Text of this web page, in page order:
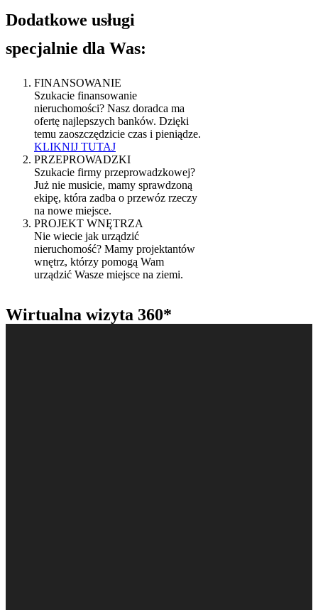
Dodatkowe usługi
specjalnie dla Was:
FINANSOWANIE
Szukacie finansowanie
nieruchomości? Nasz doradca ma
ofertę najlepszych banków. Dzięki
temu zaoszczędzicie czas i pieniądze.
KLIKNIJ TUTAJ
PRZEPROWADZKI
Szukacie firmy przeprowadzkowej?
Już nie musicie, mamy sprawdzoną
ekipę, która zadba o przewóz rzeczy
na nowe miejsce.
PROJEKT WNĘTRZA
Nie wiecie jak urządzić
nieruchomość? Mamy projektantów
wnętrz, którzy pomogą Wam
urządzić Wasze miejsce na ziemi.
Wirtualna wizyta 360*